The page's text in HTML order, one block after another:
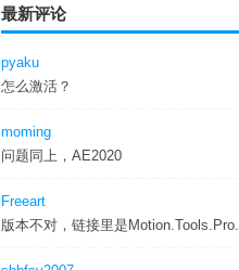
最新评论
pyaku
怎么激活？
moming
问题同上，AE2020
Freeart
版本不对，链接里是